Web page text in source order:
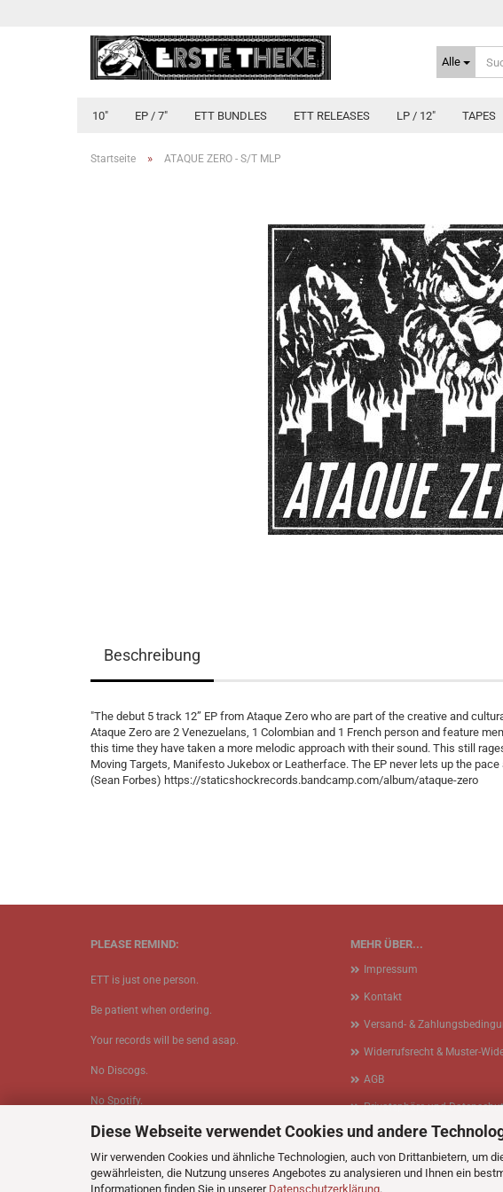
Diese Webseite verwendet Cookies und andere
Wir verwenden Cookies und ähnliche Technologien, auch von Drittanbietern, um
gewährleisten, die Nutzung unseres Angebotes zu analysieren und Ihnen ein
Informationen finden Sie in unserer Datenschutzerklärung.
Alle
10" EP / 7" ETT BUNDLES ETT RELEASES LP / 12" TAPES
Startseite » ATAQUE ZERO - S/T MLP
Beschreibung
"The debut 5 track 12” EP from Ataque Zero who are part of the creative and
Ataque Zero are 2 Venezuelans, 1 Colombian and 1 French person and feature
this time they have taken a more melodic approach with their sound. This still
Moving Targets, Manifesto Jukebox or Leatherface. The EP never lets up the
(Sean Forbes) https://staticshockrecords.bandcamp.com/album/ataque-zero
MEHR ÜBER...
Impressum
Kontakt
Versand- &
Widerrufsrecht & Muster-
AGB
Privatsphäre und
Cookie Einstellungen
PLEASE REMIND:
ETT is just one person.
Be patient when ordering.
Your records will be send asap.
No Discogs.
No Spotify.
No Bullshit.